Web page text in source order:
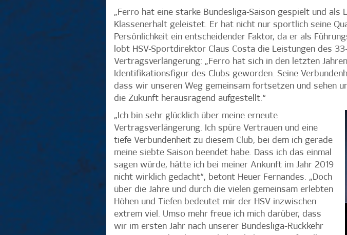
„Ferro hat eine starke Bundesliga-Saison gespielt und
Klassenerhalt geleistet. Er hat nicht nur sportlich seine
Persönlichkeit ein entscheidender Faktor, da er als
lobt HSV-Sportdirektor Claus Costa die Leistungen des
Vertragsverlängerung: „Ferro hat sich in den letzten
Identifikationsfigur des Clubs geworden. Seine
dass wir unseren Weg gemeinsam fortsetzen und sehen
die Zukunft herausragend aufgestellt.“
„Ich bin sehr glücklich über meine erneute
Vertragsverlängerung. Ich spüre Vertrauen und eine
tiefe Verbundenheit zu diesem Club, bei dem ich gerade
meine siebte Saison beendet habe. Dass ich das einmal
sagen würde, hätte ich bei meiner Ankunft im Jahr 2019
nicht wirklich gedacht“, betont Heuer Fernandes. „Doch
über die Jahre und durch die vielen gemeinsam erlebten
Höhen und Tiefen bedeutet mir der HSV inzwischen
extrem viel. Umso mehr freue ich mich darüber, dass
wir im ersten Jahr nach unserer Bundesliga-Rückkehr